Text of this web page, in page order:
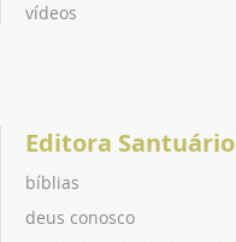
vídeos
Editora Santuário
bíblias
deus conosco